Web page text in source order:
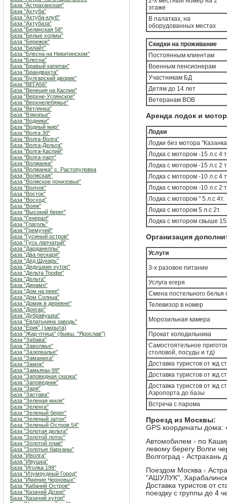
База "Астраханская"
База "Ахтуба"
База "Ахтуба-клуб"
База "Ахтубаза"
База "Белинская 58"
База "Белые холмы"
База "Бережок"
База "Билайт"
База "Блесна на Никитинском"
База "Блесна"
База "Бравый капитан"
База "Брандвахта"
База "Булгарский дворик"
База "ВЕГА56"
База "Венеция на Каспии"
База "Верхне-Углянское"
База "Верхнелебяжье"
База "Ветлянка"
База "Взморье"
База "Водники"
База "Водный мир"
База "Волга 30"
База "Волга-Волга"
База "Волга-Дельта"
База "Волга-Каспий"
База "Волга-парт"
База "Волжанка"
База "Волжанка" с. Растопуловка
База "Волжская"
База "Волжское понизовье"
База "Волчок"
База "Восток"
База "Восход"
База "Вояж"
База "Высокий берег"
База "Генерал"
База "Глаголь"
База "Гремучий"
База "Гусиный остров"
База "Гусь лапчатый"
База "Дарданеллы"
База "Два пескаря"
База "Дед Щукарь"
База "Дедушкин хутор"
База "Дельта Трофи"
База "Дельта"
База "Динамо"
База "Дом на реке"
База "Дом Солнца"
База "Домик в деревне"
База "Донгар"
База "Дубравушка"
База "Евлатькина заводь"
База "Ерик" (закрыта)
База "Жар-птица" (бывш. "Ярослав")
База "Забава"
База "Заволжье"
База "Зазеркалье"
База "Заманиха"
База "Замок"
База "Замьяны-99"
База "Заповедная сказка"
База "Заповедник"
База "Заря"
База "Застава"
База "Зеленая миля"
База "Зеленга"
База "Зеленый берег"
База "Зеленый затон"
База "Зеленый Остров 54"
База "Золотая дельта"
База "Золотой лотос"
База "Золотой плав"
База "Золотые барханы"
База "Иволга"
База "Ивушка"
База "Иголка 199"
База "Изумрудный Город"
База "Имение Черновых"
База "Кабаний Остров"
База "Казачий Дозор"
База "Казачий хутор"
этаже
В палатках, на
оборудованных местах
Скидки на проживание
Постоянным клиентам
Военным пенсионерам
Участникам БД
Детям до 14 лет
Ветеранам ВОВ
Аренда лодок и
Лодки
Лодки без мотора
Лодка с мотором -15 л.с 4
Лодка с мотором -15 л.с 2
Лодка с мотором -10 л.с 4
Лодка с мотором -10 л.с 2
Лодка с мотором " 5 л.с 4т.
Лодка с мотором 5 л.с 2т.
Лодка с мотором свыше
Организация
Услуги
3-х разовое питание
Услуга егеря
Смена постельного белья
Телевизор в номер
Морозильная камера
Прокат холодильника
Самостоятельное
столовой, посуды и тд)
Доставка туристов от жд
Доставка туристов от жд
Доставка туристов от жд
Аэропорта до базы
Встреча с парома
Проезд из Москвы:
GPS координаты дома:
Автомобилем - по
левому берегу Волги
Волгоград - Астрахань
Поездом Москва -
"АШУЛУК",
Доставка туристов от
поездку с группы до 4